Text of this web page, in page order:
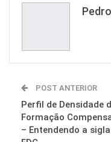
POST ANTERIOR
Perfil de Densidade
Formação
– Entendendo a sigla